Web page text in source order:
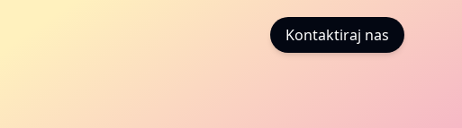
Kontaktiraj nas